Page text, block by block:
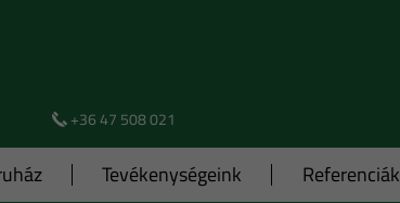
+36 47 508 021
Tevékenységeink Referenciák